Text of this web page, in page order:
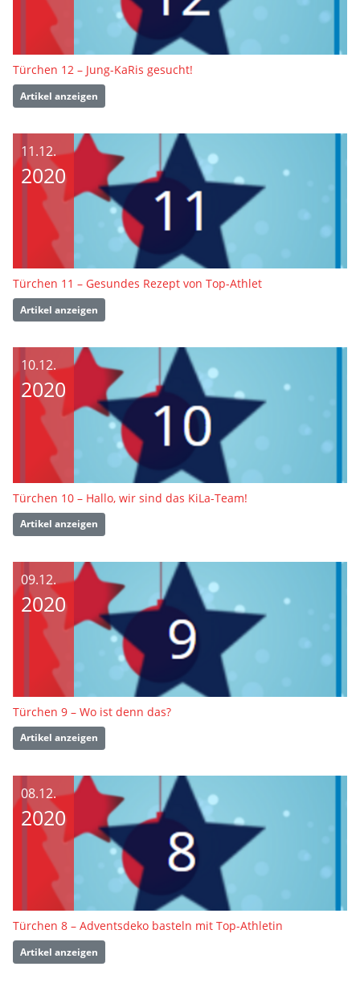
Türchen 12 – Jung-KaRis gesucht!
Artikel anzeigen
11.12.
2020
Türchen 11 – Gesundes Rezept von Top-Athlet
Artikel anzeigen
10.12.
2020
Türchen 10 – Hallo, wir sind das KiLa-Team!
Artikel anzeigen
09.12.
2020
Türchen 9 – Wo ist denn das?
Artikel anzeigen
08.12.
2020
Türchen 8 – Adventsdeko basteln mit Top-Athletin
Artikel anzeigen